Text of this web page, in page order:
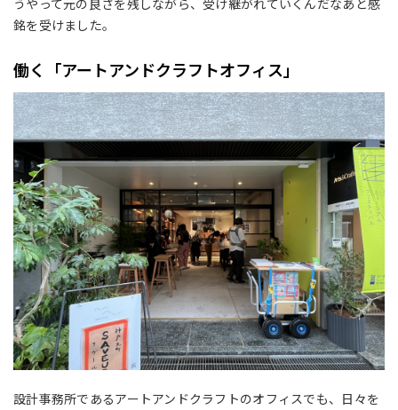
銘を受けました。
働く「アートアンドクラフトオフィス」
設計事務所であるアートアンドクラフトのオフィスでも、日々を